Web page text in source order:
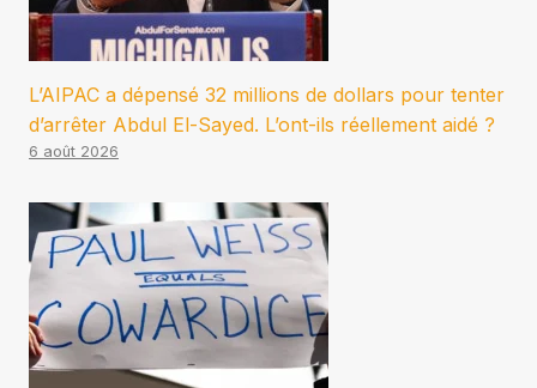
L’AIPAC a dépensé 32 millions de dollars pour tenter
d’arrêter Abdul El-Sayed. L’ont-ils réellement aidé ?
6 août 2026